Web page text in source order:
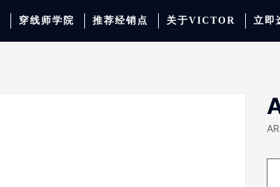
穿线师学院 推荐经销点 关于VICTOR 立即